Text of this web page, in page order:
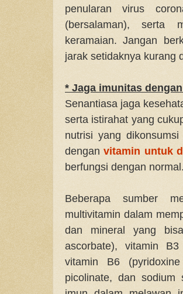
penularan virus
(bersalaman), serta
keramaian. Jangan
jarak setidaknya kurang
* Jaga imunitas
Senantiasa jaga
serta istirahat yang
nutrisi yang
denganvitamin untuk
berfungsi dengan normal.
Beberapa sumber
multivitamin dalam
dan mineral yang
ascorbate), vitamin
vitamin B6
picolinate, dan sodium